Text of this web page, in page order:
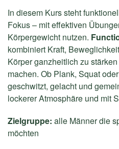
In diesem Kurs steht
Fokus – mit effektiven
Körpergewicht nutzen.
kombiniert Kraft,
Körper ganzheitlich zu
machen. Ob Plank, Squat
geschwitzt, gelacht und
lockerer Atmosphäre und mit
Zielgruppe: alle Männer die
möchten